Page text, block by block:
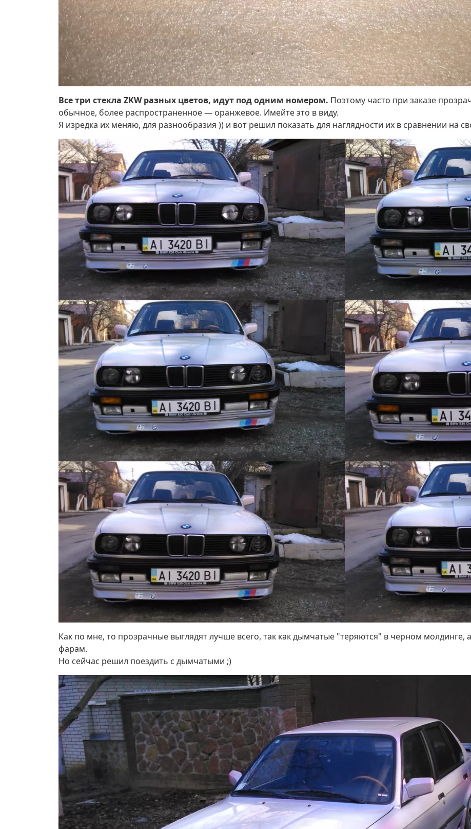
Все три стекла ZKW разных цветов, идут под одним номером. Поэтому часто при заказе
обычное, более распространенное — оранжевое. Имейте это в виду.
Я изредка их меняю, для разнообразия )) и вот решил показать для наглядности их в сравнении на
Как по мне, то прозрачные выглядят лучше всего, так как дымчатые "теряются" в черном
фарам.
Но сейчас решил поездить с дымчатыми ;)